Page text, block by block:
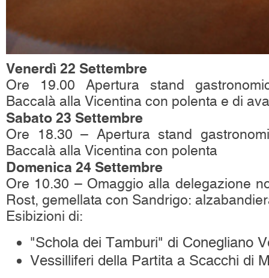
Venerdì 22 Settembre
Ore 19.00 Apertura stand
Baccalà alla Vicentina con polenta e di
Sabato 23 Settembre
Ore 18.30 – Apertura stand
Baccalà alla Vicentina con polenta
Domenica 24 Settembre
Ore 10.30 – Omaggio alla delegazione
Rost, gemellata con Sandrigo:
Esibizioni di:
"Schola dei Tamburi" di Conegliano
Vessilliferi della Partita a Scacchi di